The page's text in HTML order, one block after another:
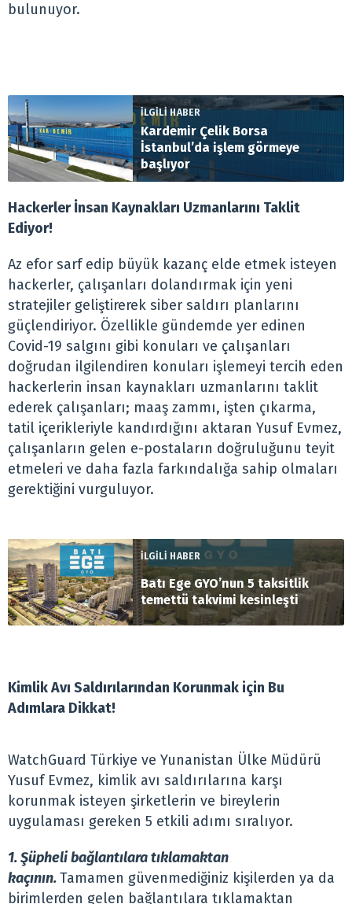
bulunuyor.
İLGİLİ HABER
Kardemir Çelik Borsa
İstanbul’da işlem görmeye
başlıyor
Hackerler İnsan Kaynakları Uzmanlarını Taklit
Ediyor!
Az efor sarf edip büyük kazanç elde etmek isteyen
hackerler, çalışanları dolandırmak için yeni
stratejiler geliştirerek siber saldırı planlarını
güçlendiriyor. Özellikle gündemde yer edinen
Covid-19 salgını gibi konuları ve çalışanları
doğrudan ilgilendiren konuları işlemeyi tercih eden
hackerlerin insan kaynakları uzmanlarını taklit
ederek çalışanları; maaş zammı, işten çıkarma,
tatil içerikleriyle kandırdığını aktaran Yusuf Evmez,
çalışanların gelen e-postaların doğruluğunu teyit
etmeleri ve daha fazla farkındalığa sahip olmaları
gerektiğini vurguluyor.
İLGİLİ HABER
Batı Ege GYO’nun 5 taksitlik
temettü takvimi kesinleşti
Kimlik Avı Saldırılarından Korunmak için Bu
Adımlara Dikkat!
WatchGuard Türkiye ve Yunanistan Ülke Müdürü
Yusuf Evmez, kimlik avı saldırılarına karşı
korunmak isteyen şirketlerin ve bireylerin
uygulaması gereken 5 etkili adımı sıralıyor.
1. Şüpheli bağlantılara tıklamaktan
kaçının.Tamamen güvenmediğiniz kişilerden ya da
birimlerden gelen bağlantılara tıklamaktan